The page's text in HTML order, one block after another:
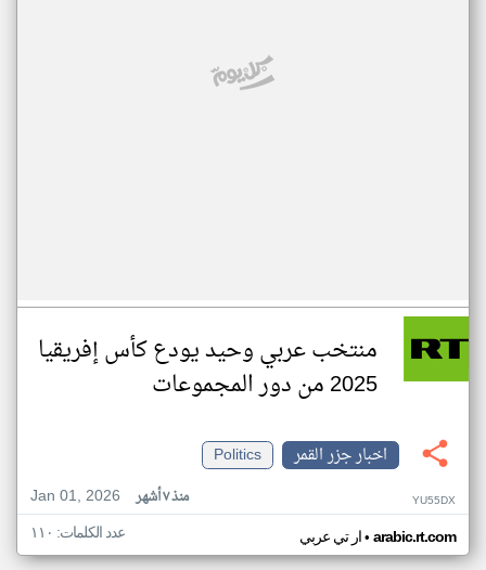
منتخب عربي وحيد يودع كأس إفريقيا
2025 من دور المجموعات
اخبار جزر القمر
Politics
Jan 01, 2026
منذ ٧ أشهر YU55DX
ار تي عربي• arabic.rt.com عدد الكلمات: ١١٠